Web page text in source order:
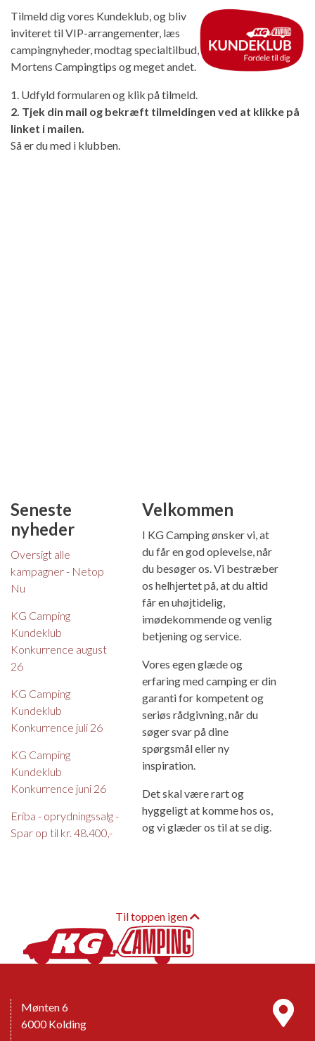
Tilmeld dig vores Kundeklub, og bliv
inviteret til VIP-arrangementer, læs
campingnyheder, modtag specialtilbud,
Mortens Campingtips og meget andet.
1. Udfyld formularen og klik på tilmeld.
2. Tjek din mail og bekræft tilmeldingen ved at klikke på
linket i mailen.
Så er du med i klubben.
Seneste
nyheder
Oversigt alle
kampagner - Netop
Nu
KG Camping
Kundeklub
Konkurrence august
26
KG Camping
Kundeklub
Konkurrence juli 26
KG Camping
Kundeklub
Konkurrence juni 26
Eriba - oprydningssalg -
Spar op til kr. 48.400,-
Velkommen
I KG Camping ønsker vi, at
du får en god oplevelse, når
du besøger os. Vi bestræber
os helhjertet på, at du altid
får en uhøjtidelig,
imødekommende og venlig
betjening og service.
Vores egen glæde og
erfaring med camping er din
garanti for kompetent og
seriøs rådgivning, når du
søger svar på dine
spørgsmål eller ny
inspiration.
Det skal være rart og
hyggeligt at komme hos os,
og vi glæder os til at se dig.
Til toppen igen
Mønten 6
6000 Kolding